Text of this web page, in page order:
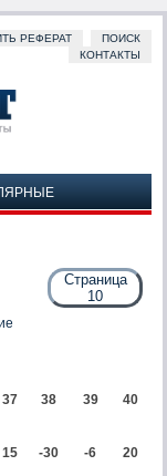
РЕФЕРАТ
ПОИСК
КОНТАКТЫ
Страница
10
37 38 39 40
15 -30 -6 20